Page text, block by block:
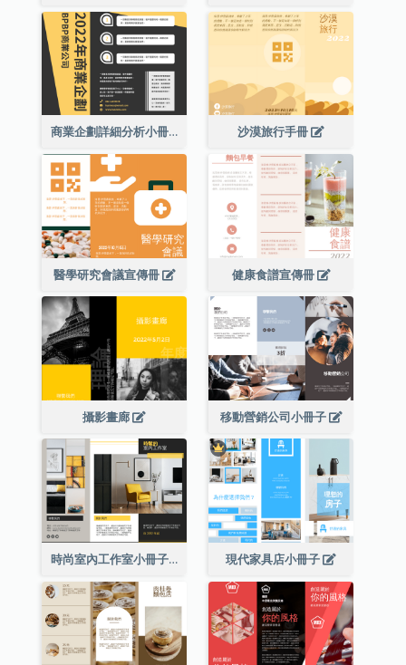
商業企劃詳細分析小冊子 沙漠旅行手冊
醫學研究會議宣傳冊 健康食譜宣傳冊
攝影畫廊 移動營銷公司小冊子
時尚室內工作室小冊子 現代家具店小冊子